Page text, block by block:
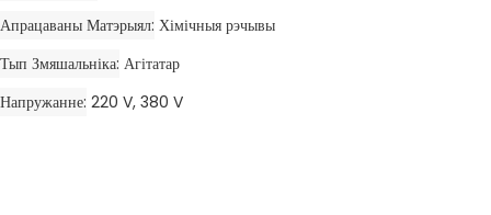
Апрацаваны Матэрыял Хімічныя рэчывы
Тып Змяшальніка Агітатар
Напружанне 220 V, 380 V